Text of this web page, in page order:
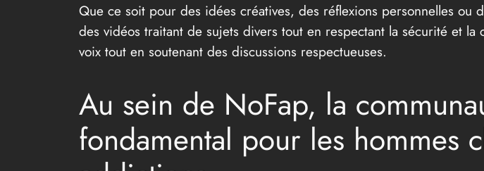
Que ce soit pour des idées créatives, des réflexions personnelles ou
des vidéos traitant de sujets divers tout en respectant la sécurité et
voix tout en soutenant des discussions respectueuses.
Au sein de NoFap, la
fondamental pour les hommes